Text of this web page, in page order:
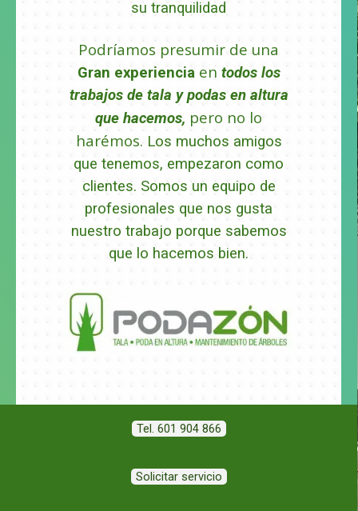
su tranquilidad
Podríamos presumir de una
Gran experienciaen todos los
trabajos de tala y podas en altura
que hacemos, pero no lo
harémos. Los muchos amigos
que tenemos, empezaron como
clientes. Somos un equipo de
profesionales que nos gusta
nuestro trabajo porque sabemos
que lo hacemos bien.
Tel. 601 904 866
Solicitar servicio